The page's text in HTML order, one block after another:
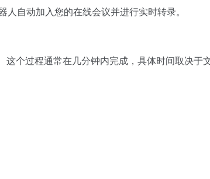
自动加入您的在线会议并进行实时转录。
个过程通常在几分钟内完成，具体时间取决于